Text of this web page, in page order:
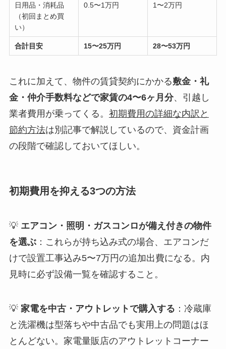
日用品・消耗品
（初回まとめ買
い）
0.5〜1万円 1〜2万円
合計目安 15〜25万円 28〜53万円
これに加えて、物件の賃貸契約にかかる敷金・礼
金・仲介手数料などで家賃の4〜6ヶ月分、引越し
業者費用が乗ってくる。 初期費用の詳細な内訳と
節約方法は別記事で解説しているので、資金計画
の段階で確認しておいてほしい。
初期費用を抑える3つの方法
💡 エアコン・照明・ガスコンロが備え付きの物件
を選ぶ：これらが持ち込み式の場合、エアコンだ
けで設置工事込み5〜7万円の追加出費になる。内
見時に必ず設備一覧を確認すること。
💡 家電を中古・アウトレットで購入する ：冷蔵庫
と洗濯機は型落ちや中古品でも実用上の問題はほ
とんどない。家電量販店のアウトレットコーナー